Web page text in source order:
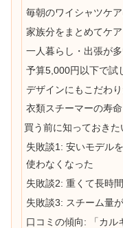
毎朝のワイシャツケ
家族分をまとめてケ
一人暮らし・出張が
予算5,000円以下で試
デザインにもこだわ
衣類スチーマーの寿
買う前に知っておきた
失敗談1: 安いモデル
使わなくなった
失敗談2: 重くて長時
失敗談3: スチーム量
口コミの傾向: 「カル